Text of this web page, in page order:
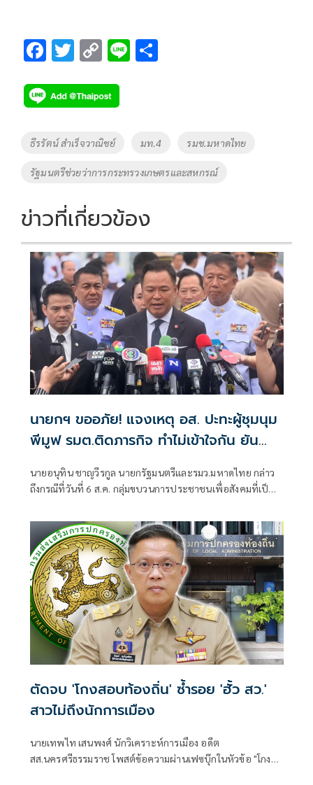
F
e
b
o
o
k
T
tt
er
C
p
y
Li
k
Li
Tags
ธีรรัตน์ สำเร็จวาณิชย์ มท.4 รมช.มหาดไทย
รัฐมนตรีช่วยว่าการกระทรวงเกษตรและสหกรณ์
ข่าวที่เกี่ยวข้อง
นายกฯ ขออภัย! แจงเหตุ อส. ปะทะผู้ชุมนุม
พีมูฟ รมต.ติดภารกิจ ทำไม่เข้าใจกัน ยัน
นายอนุทิน ชาญวีรกูล นายกรัฐมนตรีและรมว.มหาดไทย กล่าว
ถึงกรณีที่วันที่ 6 ส.ค. กลุ่มขบวนการประชาชนเพื่อสังคมที่เป็น
การกำชับเพื่อไม่ให้เกิดการบานปลายอย่างไรหรือไม่ ว่า เมื่อวัน
ที่ 6 ส.ค.
ตัดจบ 'โกงสอบท้องถิ่น' ซ้ำรอย 'ฮั้ว สว.'
สาวไม่ถึงนักการเมือง
นายเทพไท เสนพงศ์ นักวิเคราะห์การเมือง อดีต
สส.นครศรีธรรมราช โพสต์ข้อความผ่านเฟซบุ๊กในหัวข้อ "โกง